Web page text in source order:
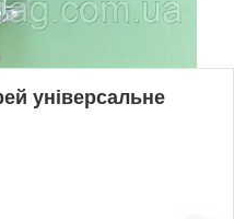
універсальне